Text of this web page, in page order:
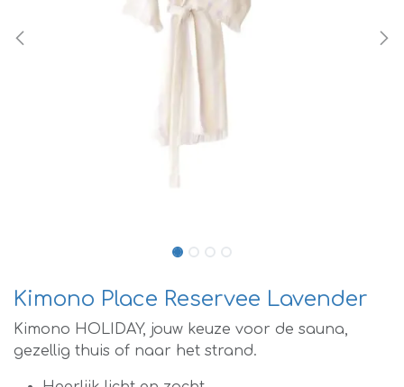
Kimono Place Reservee Lavender
Kimono HOLIDAY, jouw keuze voor de sauna,
gezellig thuis of naar het strand.